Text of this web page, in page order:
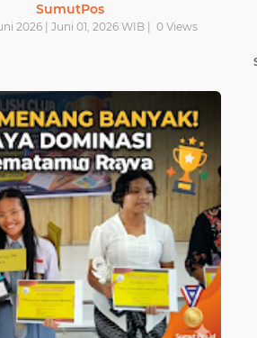
SumutPos
2026 | Juni 01, 2026 WIB | 0 Views